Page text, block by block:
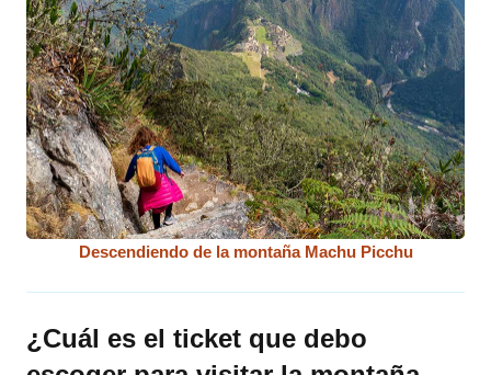
Descendiendo de la montaña Machu Picchu
¿Cuál es el ticket que debo